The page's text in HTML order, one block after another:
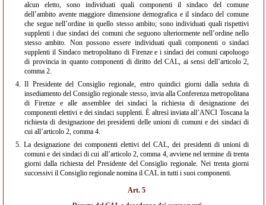
alcun eletto, sono individuati quali componenti il sindaco del comune
dell’ambito avente maggiore dimensione demografica e il sindaco del comune
che segue nell’ordine in quello stesso ambito; sono individuati quali rispettivi
supplenti i due sindaci dei comuni che seguono ulteriormente nell’ordine nello
stesso ambito. Non possono essere individuati quali componenti o sindaci
supplenti il Sindaco metropolitano di Firenze e i sindaci dei comuni capoluogo
di provincia in quanto componenti di diritto del CAL, ai sensi dell’articolo 2,
comma 2.
4.Il Presidente del Consiglio regionale, entro quindici giorni dalla seduta di
insediamento del Consiglio regionale stesso, invia alla Conferenza metropolitana
di Firenze e alle assemblee dei sindaci la richiesta di designazione dei
componenti elettivi e dei sindaci supplenti. È altresì inviata all’ANCI Toscana la
richiesta di designazione dei presidenti delle unioni di comuni e dei sindaci di
cui all’articolo 2, comma 4.
5.La designazione dei componenti elettivi del CAL, dei presidenti di unioni di
comuni e dei sindaci di cui all’articolo 2, comma 4, avviene nel termine di trenta
giorni dalla richiesta del Presidente del Consiglio regionale. Nei trenta giorni
successivi il Consiglio regionale nomina il CAL in tutti i suoi componenti.
Art. 5